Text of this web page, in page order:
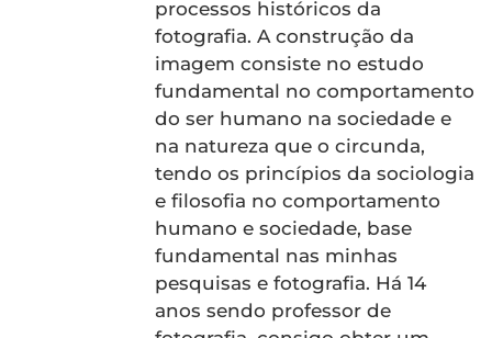
processos históricos da
fotografia. A construção da
imagem consiste no estudo
fundamental no comportamento
do ser humano na sociedade e
na natureza que o circunda,
tendo os princípios da sociologia
e filosofia no comportamento
humano e sociedade, base
fundamental nas minhas
pesquisas e fotografia. Há 14
anos sendo professor de